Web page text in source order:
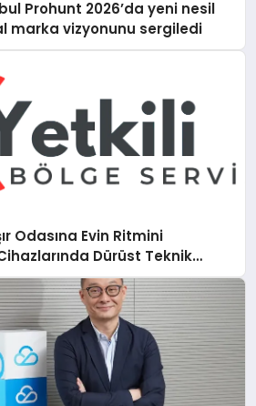
Prohunt 2026’da yeni nesil
marka vizyonunu sergiledi
Odasına Evin Ritmini
Dürüst Teknik